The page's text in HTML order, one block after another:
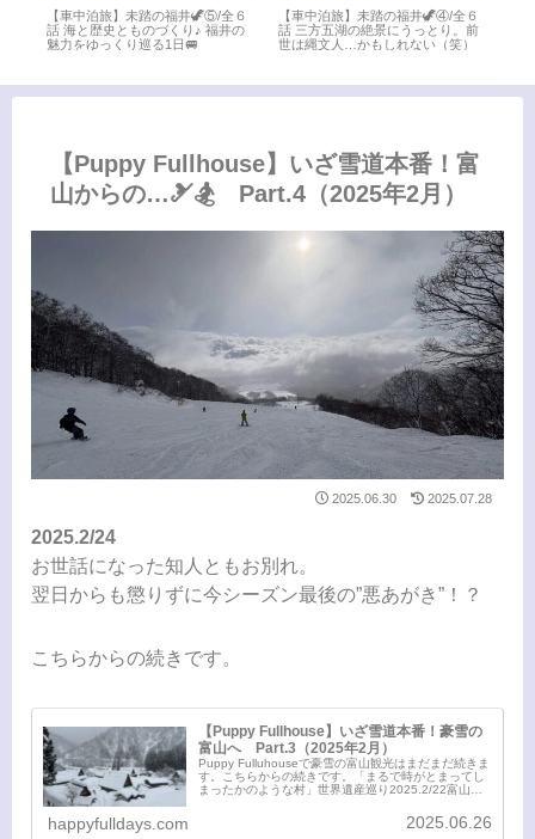
【車中泊旅】未踏の福井🦖③/全６
話 氣比神宮から水晶浜へ♪敦賀の
名所を満喫🚐
【車中泊旅】未踏の福井🦖②/全６
話 日本海さかな街で海鮮三昧！最
後は「ちえなみき」に感動📚
【Puppy Fullhouse】いざ雪道本番！富
山からの…🎿🏂 Part.4（2025年2月）
2025.06.30 2025.07.28
2025.2/24
お世話になった知人ともお別れ。
翌日からも懲りずに今シーズン最後の”悪あがき”！？
こちらからの続きです。
【Puppy Fullhouse】いざ雪道本番！豪雪の
富山へ Part.3（2025年2月）
Puppy Fulluhouseで豪雪の富山観光はまだまだ続きま
す。こちらからの続きです。「まるで時がとまってし
まったかのような村」世界遺産巡り2025.2/22富山湾
happyfulldays.com 2025.06.26